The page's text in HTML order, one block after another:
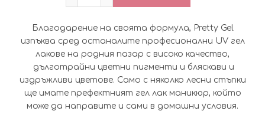
Благодарение на своята формула, Pretty Gel
изпъква сред останалите професионални UV гел
лаковe на родния пазар с високо качество,
дълготрайни цветни пигменти и бляскави и
издръжливи цветове. Само с няколко лесни стъпки
ще имате префектният гел лак маникюр, който
може да направите и сами в домашни условия.